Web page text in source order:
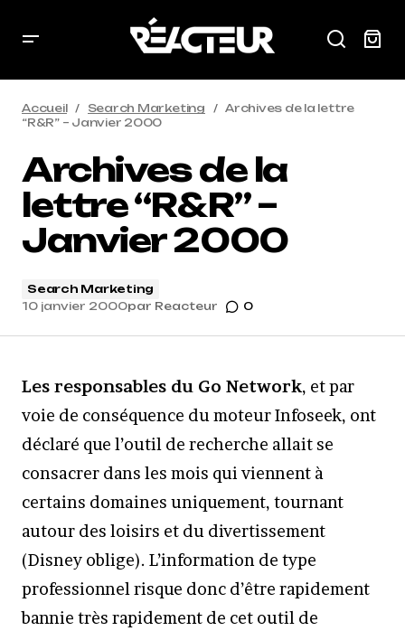
Accueil Search Marketing
Archives de la lettre
“R&R” – Janvier 2000
Archives de la
lettre “R&R” –
Janvier 2000
Search Marketing
10 janvier 2000par Reacteur 0
Les responsables du Go Network, et par
voie de conséquence du moteur Infoseek, ont
déclaré que l’outil de recherche allait se
consacrer dans les mois qui viennent à
certains domaines uniquement, tournant
autour des loisirs et du divertissement
(Disney oblige). L’information de type
professionnel risque donc d’être rapidement
bannie très rapidement de cet outil de